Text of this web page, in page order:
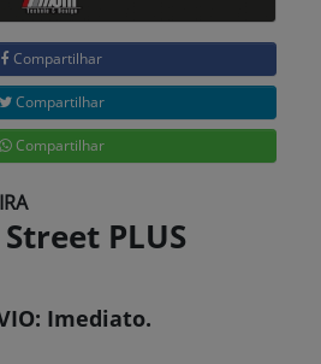
Compartilhar
Compartilhar
Compartilhar
PLUS
Imediato.